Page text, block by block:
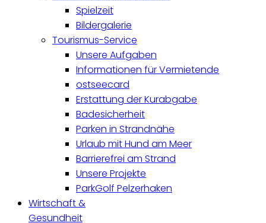
Spielzeit
Bildergalerie
Tourismus-Service
Unsere Aufgaben
Informationen für Vermietende
ostseecard
Erstattung der Kurabgabe
Badesicherheit
Parken in Strandnähe
Urlaub mit Hund am Meer
Barrierefrei am Strand
Unsere Projekte
ParkGolf Pelzerhaken
Wirtschaft &
Gesundheit